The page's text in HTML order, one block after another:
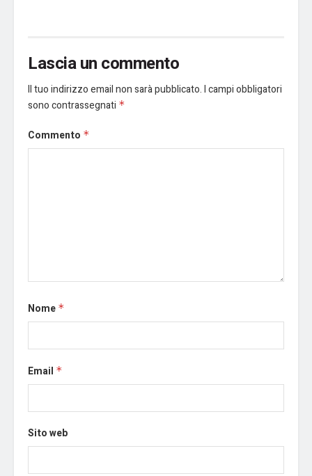
Lascia un commento
Il tuo indirizzo email non sarà pubblicato.I campi obbligatori
sono contrassegnati *
Commento *
Nome *
Email *
Sito web